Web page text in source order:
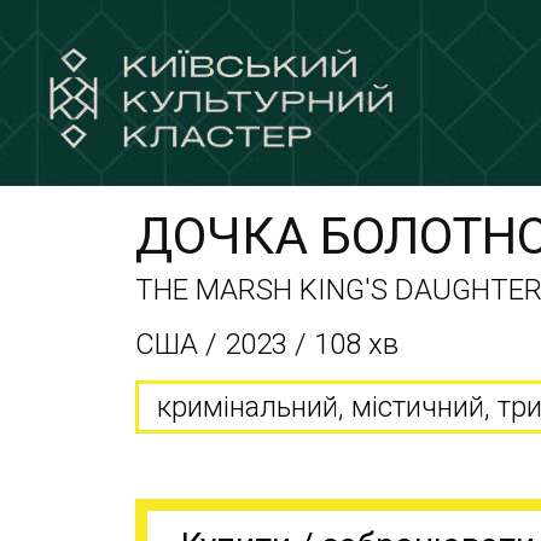
ДОЧКА
THE MARSH KING'S DAUGHTER
США / 2023 / 108 хв
кримінальний, містичний,